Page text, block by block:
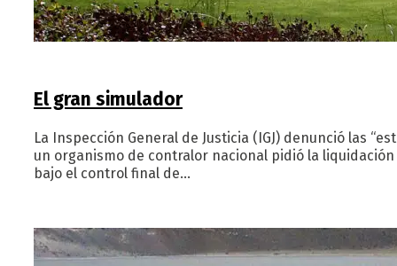
El gran simulador
La Inspección General de Justicia (IGJ) denunció las
un organismo de contralor nacional pidió la
bajo el control final de…